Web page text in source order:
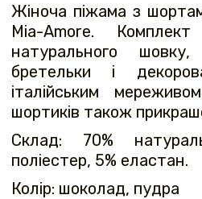
Жіноча піжама з
Mia-Amore.
натурального
бретельки і
італійським
шортиків також
Склад: 70%
поліестер, 5% еластан.
Колір: шоколад, пудра